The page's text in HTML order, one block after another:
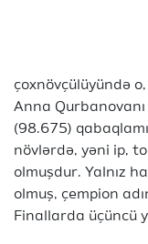
çoxnövçülüyündə
Anna Qurbanovanı
(98.675)
növlərdə, yəni ip,
olmuşdur. Yalnız
olmuş, çempion
Finallarda üçüncü